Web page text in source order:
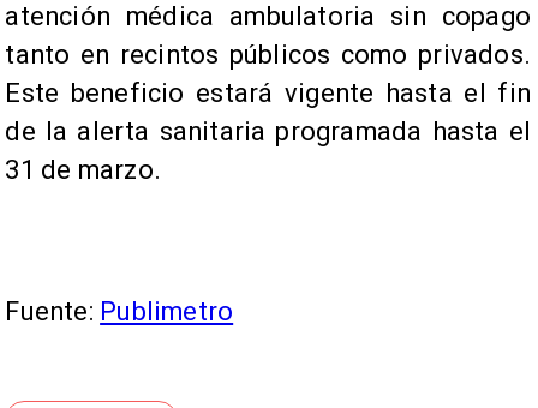
atención médica ambulatoria sin copago
tanto en recintos públicos como privados.
Este beneficio estará vigente hasta el fin
de la alerta sanitaria programada hasta el
31 de marzo.
Fuente: Publimetro